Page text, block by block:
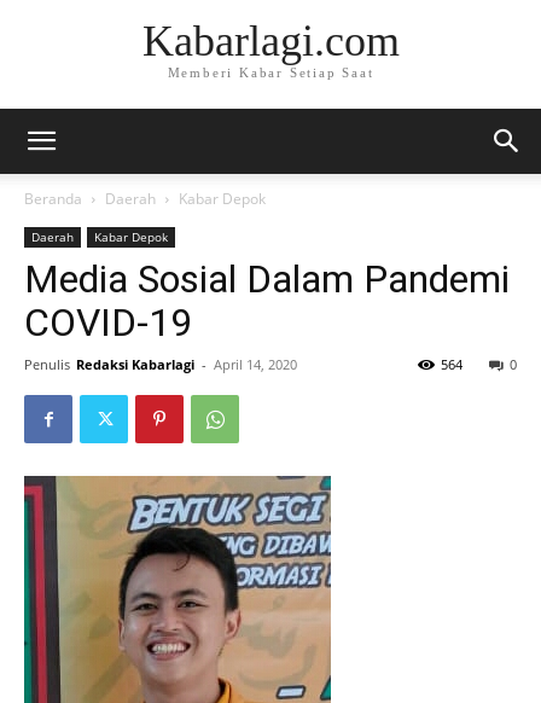
Kabarlagi.com
Memberi Kabar Setiap Saat
Beranda Daerah Kabar Depok
Daerah Kabar Depok
Media Sosial Dalam Pandemi
COVID-19
Penulis Redaksi Kabarlagi - April 14, 2020 0
564